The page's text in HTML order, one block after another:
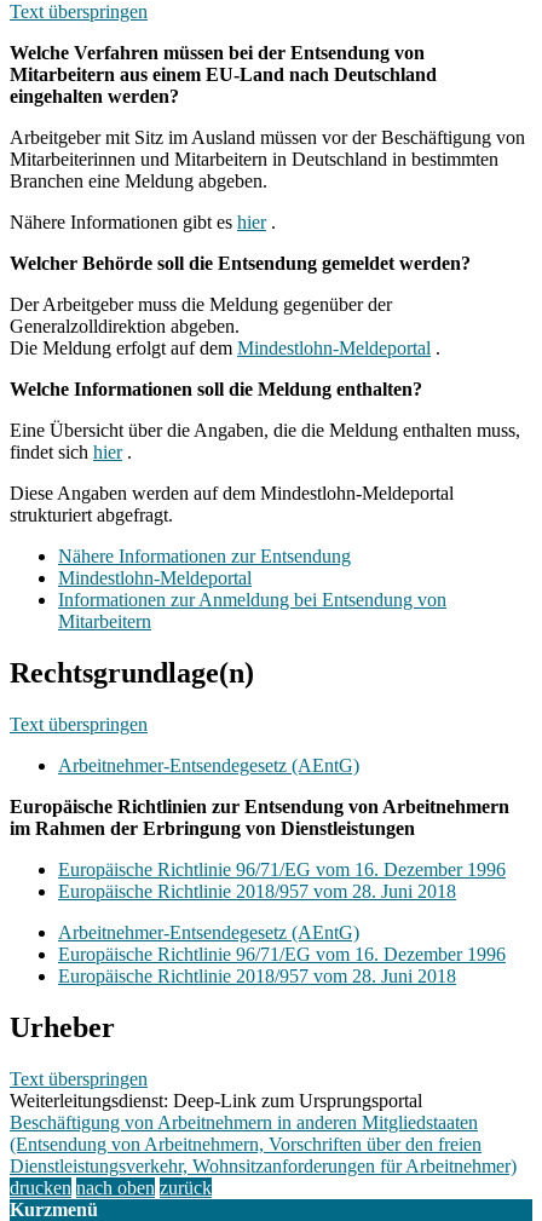
Text überspringen
Welche Verfahren müssen bei der Entsendung von
Mitarbeitern aus einem EU-Land nach Deutschland
eingehalten werden?
Arbeitgeber mit Sitz im Ausland müssen vor der Beschäftigung von
Mitarbeiterinnen und Mitarbeitern in Deutschland in bestimmten
Branchen eine Meldung abgeben.
Nähere Informationen gibt es hier.
Welcher Behörde soll die Entsendung gemeldet werden?
Der Arbeitgeber muss die Meldung gegenüber der
Generalzolldirektion abgeben.
Die Meldung erfolgt auf dem Mindestlohn-Meldeportal .
Welche Informationen soll die Meldung enthalten?
Eine Übersicht über die Angaben, die die Meldung enthalten muss,
findet sich hier.
Diese Angaben werden auf dem Mindestlohn-Meldeportal
strukturiert abgefragt.
Nähere Informationen zur Entsendung
Mindestlohn-Meldeportal
Informationen zur Anmeldung bei Entsendung von
Mitarbeitern
Rechtsgrundlage(n)
Text überspringen
Arbeitnehmer-Entsendegesetz (AEntG)
Europäische Richtlinien zur Entsendung von Arbeitnehmern
im Rahmen der Erbringung von Dienstleistungen
Europäische Richtlinie 96/71/EG vom 16. Dezember 1996
Europäische Richtlinie 2018/957 vom 28. Juni 2018
Arbeitnehmer-Entsendegesetz (AEntG)
Europäische Richtlinie 96/71/EG vom 16. Dezember 1996
Europäische Richtlinie 2018/957 vom 28. Juni 2018
Urheber
Text überspringen
Weiterleitungsdienst: Deep-Link zum Ursprungsportal
Beschäftigung von Arbeitnehmern in anderen Mitgliedstaaten
(Entsendung von Arbeitnehmern, Vorschriften über den freien
Dienstleistungsverkehr, Wohnsitzanforderungen für Arbeitnehmer)
drucken nach oben zurück
Kurzmenü